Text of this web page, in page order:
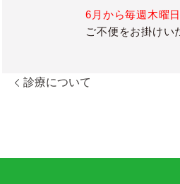
6月から毎週木曜
ご不便をお掛けい
診療について